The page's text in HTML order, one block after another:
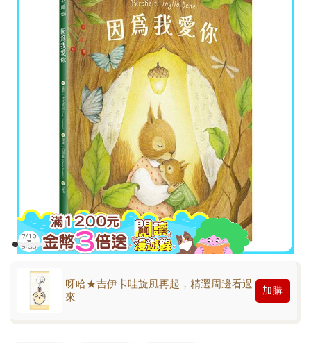
呀哈★吉伊卡哇旋風再起，精選周邊看過
來
加購